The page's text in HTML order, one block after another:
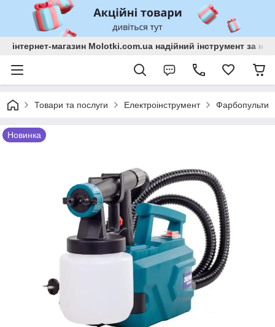
інтернет-магазин Molotki.com.ua надійний інструмент за
Товари та послуги Електроінструмент Фарбопульти
Новинка